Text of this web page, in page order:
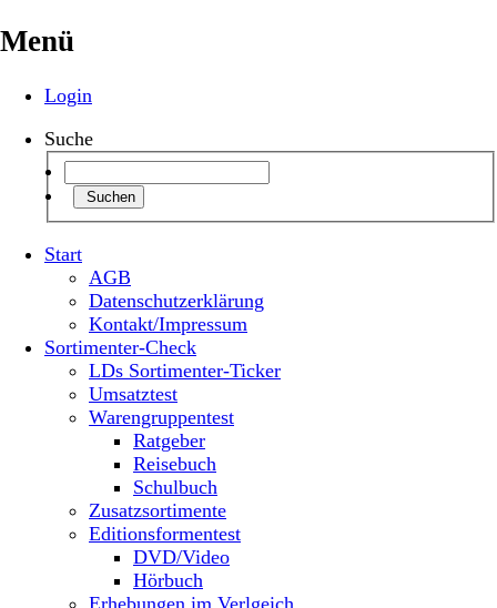
Menü
Login
Suche
Suchen
Start
AGB
Datenschutzerklärung
Kontakt/Impressum
Sortimenter-Check
LDs Sortimenter-Ticker
Umsatztest
Warengruppentest
Ratgeber
Reisebuch
Schulbuch
Zusatzsortimente
Editionsformentest
DVD/Video
Hörbuch